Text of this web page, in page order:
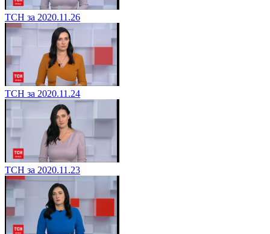
ТСН за 2020.11.26
ТСН за 2020.11.24
ТСН за 2020.11.23